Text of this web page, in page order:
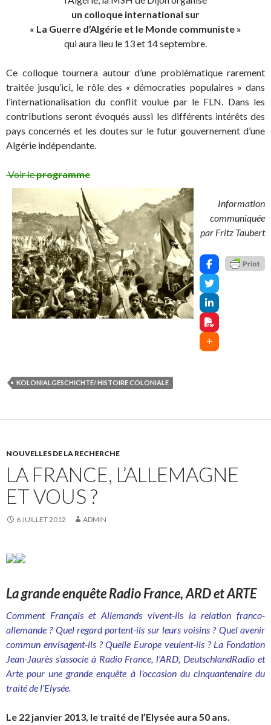
un colloque international sur
« La Guerre d’Algérie et le Monde communiste »
qui aura lieu le 13 et 14 septembre.
Ce colloque tournera autour d’une problématique rarement
traitée jusqu’ici, le rôle des « démocraties populaires » dans
l’internationalisation du conflit voulue par le FLN. Dans les
contributions seront évoqués aussi les différents intérêts des
pays concernés et les doutes sur le futur gouvernement d’une
Algérie indépendante.
Voir leprogramme
Information
communiquée
par Fritz Taubert
KOLONIALGESCHICHTE/ HISTOIRE COLONIALE
NOUVELLES DE LA RECHERCHE
LA FRANCE, L’ALLEMAGNE
ET VOUS ?
6 JUILLET 2012 ADMIN
La grande enquête Radio France, ARD et ARTE
Comment Français et Allemands vivent-ils la relation franco-
allemande ? Quel regard portent-ils sur leurs voisins ? Quel avenir
commun envisagent-ils ? Quelle Europe veulent-ils ? La Fondation
Jean-Jaurès s’associe à Radio France, l’ARD, DeutschlandRadio et
Arte pour une grande enquête à l’occasion du cinquantenaire du
traité de l’Elysée.
Le 22 janvier 2013, le traité de l’Elysée aura 50 ans.